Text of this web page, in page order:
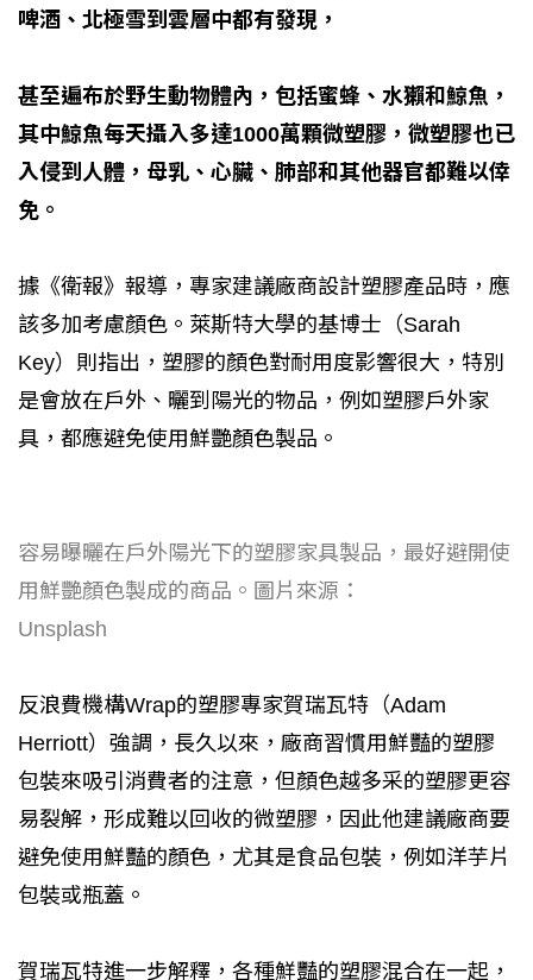
啤酒、北極雪到雲層中都有發現，
甚至遍布於野生動物體內，包括蜜蜂、水獺和鯨魚，
其中鯨魚每天攝入多達1000萬顆微塑膠，微塑膠也已
入侵到人體，母乳、心臟、肺部和其他器官都難以倖
免。
據《衛報》報導，專家建議廠商設計塑膠產品時，應
該多加考慮顏色。萊斯特大學的基博士（Sarah
Key）則指出，塑膠的顏色對耐用度影響很大，特別
是會放在戶外、曬到陽光的物品，例如塑膠戶外家
具，都應避免使用鮮艷顏色製品。
容易曝曬在戶外陽光下的塑膠家具製品，最好避開使
用鮮艷顏色製成的商品。圖片來源：
Unsplash
反浪費機構Wrap的塑膠專家賀瑞瓦特（Adam
Herriott）強調，長久以來，廠商習慣用鮮豔的塑膠
包裝來吸引消費者的注意，但顏色越多采的塑膠更容
易裂解，形成難以回收的微塑膠，因此他建議廠商要
避免使用鮮豔的顏色，尤其是食品包裝，例如洋芋片
包裝或瓶蓋。
賀瑞瓦特進一步解釋，各種鮮豔的塑膠混合在一起，